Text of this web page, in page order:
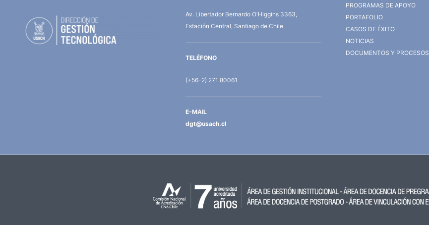
Av. Libertador Bernardo O'Higgins 3363,
Estación Central, Santiago de Chile.
TELÉFONO
(+56-2) 271 80061
E-MAIL
dgt@usach.cl
PROGRAMAS DE APOYO
PORTAFOLIO
CASOS DE ÉXITO
NOTICIAS
DOCUMENTOS Y PROCESOS